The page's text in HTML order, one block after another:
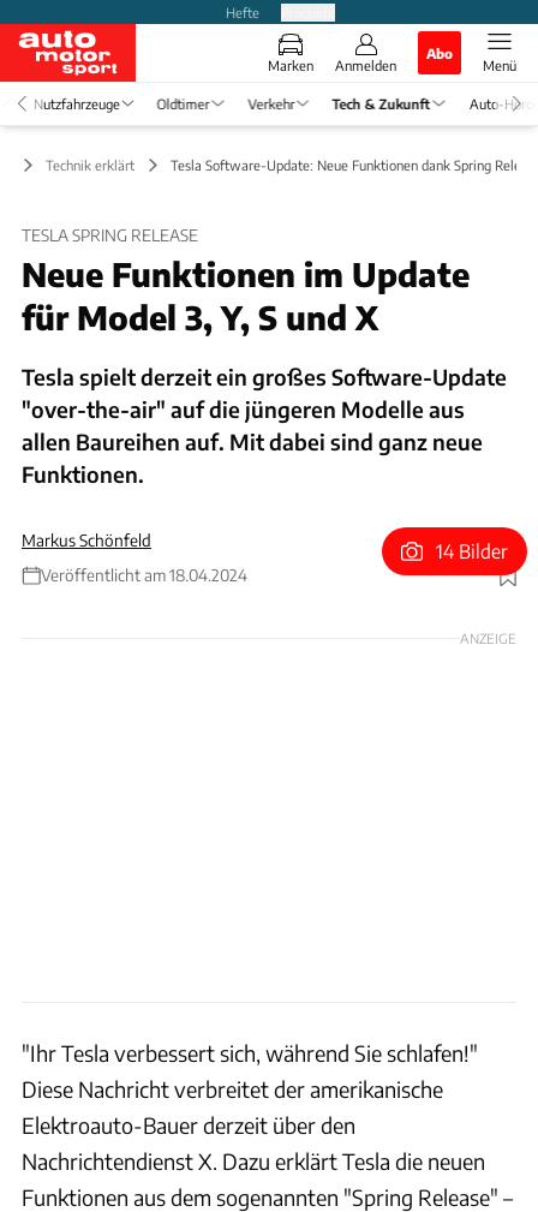
Hefte
Marken Anmelden
Abo
Menü
Nutzfahrzeuge Oldtimer Verkehr Tech & Zukunft Auto-
Technik erklärt Tesla Software-Update: Neue Funktionen dank Spring
TESLA SPRING RELEASE
Neue Funktionen im Update
für Model 3, Y, S und X
Tesla spielt derzeit ein großes Software-Update
"over-the-air" auf die jüngeren Modelle aus
allen Baureihen auf. Mit dabei sind ganz neue
Funktionen.
Markus Schönfeld
Veröffentlicht am 18.04.2024
Foto: Tesla
14 Bilder
ANZEIGE
"Ihr Tesla verbessert sich, während Sie schlafen!"
Diese Nachricht verbreitet der amerikanische
Elektroauto-Bauer derzeit über den
Nachrichtendienst X. Dazu erklärt Tesla die neuen
Funktionen aus dem sogenannten "Spring Release" –